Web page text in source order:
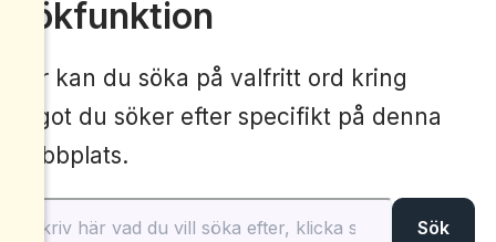
Sökfunktion
Här kan du söka på valfritt ord kring
något du söker efter specifikt på denna
webbplats.
Sök